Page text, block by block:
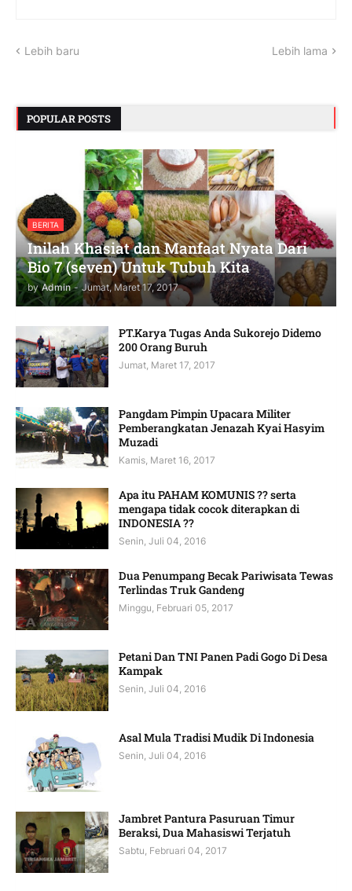
Lebih baru Lebih lama
POPULAR POSTS
BERITA
Inilah Khasiat dan Manfaat Nyata Dari
Bio 7 (seven) Untuk Tubuh Kita
by Admin - Jumat, Maret 17, 2017
PT.Karya Tugas Anda Sukorejo Didemo
200 Orang Buruh
Jumat, Maret 17, 2017
Pangdam Pimpin Upacara Militer
Pemberangkatan Jenazah Kyai Hasyim
Muzadi
Kamis, Maret 16, 2017
Apa itu PAHAM KOMUNIS ?? serta
mengapa tidak cocok diterapkan di
INDONESIA ??
Senin, Juli 04, 2016
Dua Penumpang Becak Pariwisata Tewas
Terlindas Truk Gandeng
Minggu, Februari 05, 2017
Petani Dan TNI Panen Padi Gogo Di Desa
Kampak
Senin, Juli 04, 2016
Asal Mula Tradisi Mudik Di Indonesia
Senin, Juli 04, 2016
Jambret Pantura Pasuruan Timur
Beraksi, Dua Mahasiswi Terjatuh
Sabtu, Februari 04, 2017